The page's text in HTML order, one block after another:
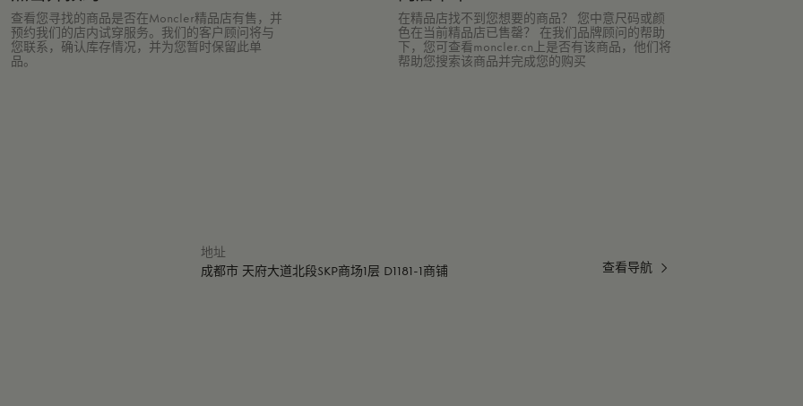
查看您寻找的商品是否在Moncler精品店有售，并
预约我们的店内试穿服务。我们的客户顾问将与
您联系，确认库存情况，并为您暂时保留此单
品。
在精品店找不到您想要的商品？ 您中意尺码或颜
色在当前精品店已售罄？ 在我们品牌顾问的帮助
下，您可查看moncler.cn上是否有该商品，他们将
帮助您搜索该商品并完成您的购买
地址
成都市 天府大道北段SKP商场1层 D1181-1商铺
查看导航